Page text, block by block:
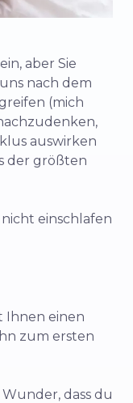
aber Sie
nach dem
(mich
auswirken
der größten
einschlafen
Ihnen einen
zum ersten
dass du